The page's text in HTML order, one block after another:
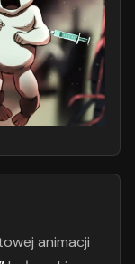
animacji